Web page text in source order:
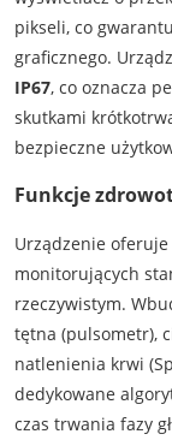
pikseli, co
graficznego.
IP67, co oznacza
skutkami
bezpieczne
Funkcje
Urządzenie
monitorujących
rzeczywistym.
tętna (pulsometr),
natlenienia krwi
dedykowane
czas trwania fazy